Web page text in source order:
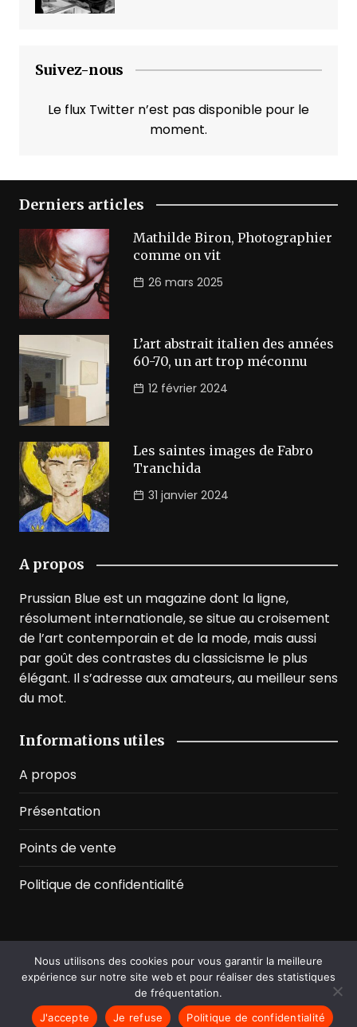
Suivez-nous
Le flux Twitter n’est pas disponible pour le
moment.
Derniers articles
Mathilde Biron, Photographier
comme on vit
26 mars 2025
L’art abstrait italien des années
60-70, un art trop méconnu
12 février 2024
Les saintes images de Fabro
Tranchida
31 janvier 2024
A propos
Prussian Blue est un magazine dont la ligne,
résolument internationale, se situe au croisement
de l’art contemporain et de la mode, mais aussi
par goût des contrastes du classicisme le plus
élégant. Il s’adresse aux amateurs, au meilleur sens
du mot.
Informations utiles
A propos
Présentation
Points de vente
Politique de confidentialité
©2026 Prussian Blue. All Rights Reserved
Nous utilisons des cookies pour vous garantir la meilleure
expérience sur notre site web et pour réaliser des statistiques
de fréquentation.
J'accepte
Je refuse Politique de confidentialité